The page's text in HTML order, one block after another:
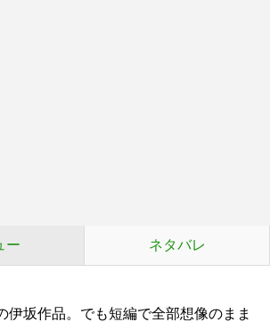
ー ネタバレ
伊坂作品。でも短編で全部想像のまま